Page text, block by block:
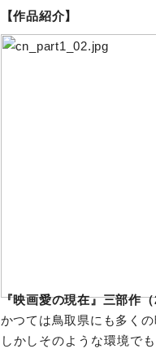
【作品紹介】
『映画愛の現在』三部
かつては鳥取県にも多く
しかしそのような環境で